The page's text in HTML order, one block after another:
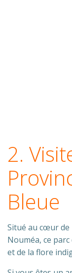
2.
Bleue
Situé au cœur de
Nouméa, ce
et de la flore